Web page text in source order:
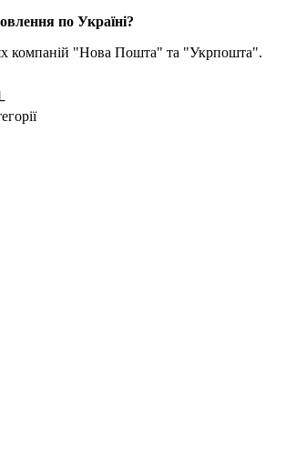
по Україні?
компаній "Нова Пошта" та "Укрпошта".